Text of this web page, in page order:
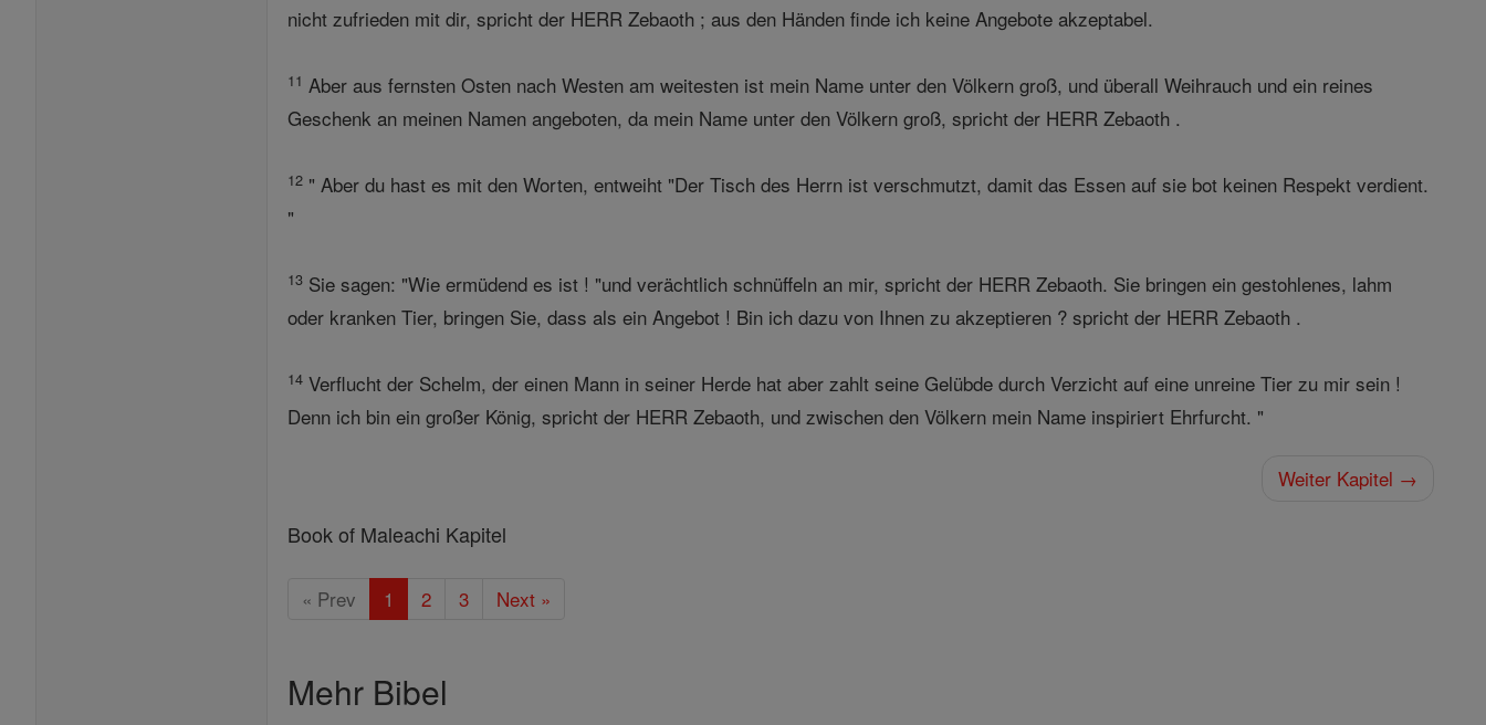
nicht zufrieden mit dir, spricht der HERR Zebaoth ; aus den Händen finde ich keine Angebote akzeptabel.
11 Aber aus fernsten Osten nach Westen am weitesten ist mein Name unter den Völkern groß, und überall Weihrauch und ein reines
Geschenk an meinen Namen angeboten, da mein Name unter den Völkern groß, spricht der HERR Zebaoth .
12 " Aber du hast es mit den Worten, entweiht "Der Tisch des Herrn ist verschmutzt, damit das Essen auf sie bot keinen Respekt verdient.
"
13 Sie sagen: "Wie ermüdend es ist ! "und verächtlich schnüffeln an mir, spricht der HERR Zebaoth. Sie bringen ein gestohlenes, lahm
oder kranken Tier, bringen Sie, dass als ein Angebot ! Bin ich dazu von Ihnen zu akzeptieren ? spricht der HERR Zebaoth .
14 Verflucht der Schelm, der einen Mann in seiner Herde hat aber zahlt seine Gelübde durch Verzicht auf eine unreine Tier zu mir sein !
Denn ich bin ein großer König, spricht der HERR Zebaoth, und zwischen den Völkern mein Name inspiriert Ehrfurcht. "
Weiter Kapitel →
Book of Maleachi Kapitel
« Prev 1 2 3 Next »
Mehr Bibel